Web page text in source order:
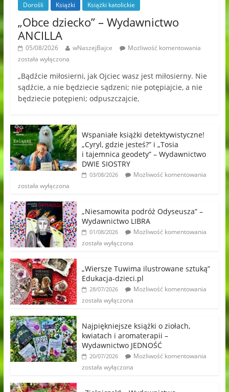
Dorośli Książki Książki katolickie
„Obce dziecko” – Wydawnictwo
ANCILLA
05/08/2026 wNaszejBajce
Możliwość komentowania
została wyłączona
„Bądźcie miłosierni, jak Ojciec wasz jest miłosierny. Nie
sądźcie, a nie będziecie sądzeni; nie potępiajcie, a nie
będziecie potępieni; odpuszczajcie,
Wspaniałe książki detektywistyczne!
„Cyryl, gdzie jesteś?” i „Tosia
i tajemnica geodety” – Wydawnictwo
DWIE SIOSTRY
03/08/2026
Możliwość komentowania
została wyłączona
„Niesamowita podróż Odyseusza” –
Wydawnictwo LIBRA
01/08/2026
Możliwość komentowania
została wyłączona
„Wiersze Tuwima ilustrowane sztuką”
Edukacja-dzieci.pl
28/07/2026
Możliwość komentowania
została wyłączona
Najpiękniejsze książki o ziołach,
kwiatach i aromaterapii –
Wydawnictwo JEDNOŚĆ
20/07/2026
Możliwość komentowania
została wyłączona